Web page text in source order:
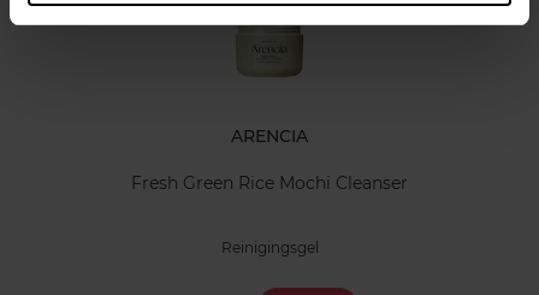
ARENCIA
Fresh Green Rice Mochi Cleanser
Reinigingsgel